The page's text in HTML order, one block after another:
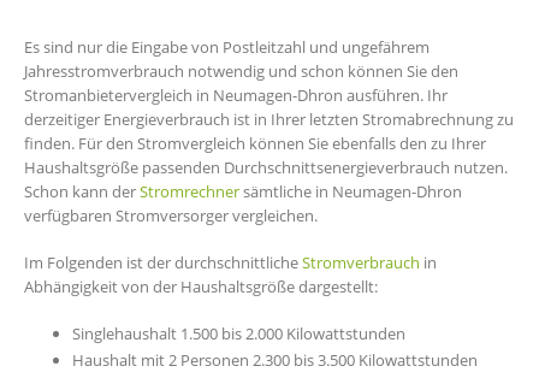
Es sind nur die Eingabe von Postleitzahl und ungefährem
Jahresstromverbrauch notwendig und schon können Sie den
Stromanbietervergleich in Neumagen-Dhron ausführen. Ihr
derzeitiger Energieverbrauch ist in Ihrer letzten Stromabrechnung zu
finden. Für den Stromvergleich können Sie ebenfalls den zu Ihrer
Haushaltsgröße passenden Durchschnittsenergieverbrauch nutzen.
Schon kann derStromrechnersämtliche in Neumagen-Dhron
verfügbaren Stromversorger vergleichen.
Im Folgenden ist der durchschnittlicheStromverbrauch in
Abhängigkeit von der Haushaltsgröße dargestellt:
Singlehaushalt 1.500 bis 2.000 Kilowattstunden
Haushalt mit 2 Personen 2.300 bis 3.500 Kilowattstunden